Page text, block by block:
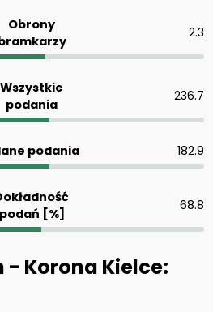
Obrony
2.3
Wszystkie
podania
236.7
podania 182.9
podań [%]
68.8
- Korona Kielce: